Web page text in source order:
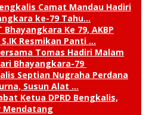
Camat Mandau Hadiri
ke-79 Tahu…
Bhayangkara Ke 79, AKBP
Resmikan Panti …
Tomas Hadiri Malam
Bhayangkara-79
Septian Nugraha Perdana
Susun Alat …
Ketua DPRD Bengkalis,
Mendatang